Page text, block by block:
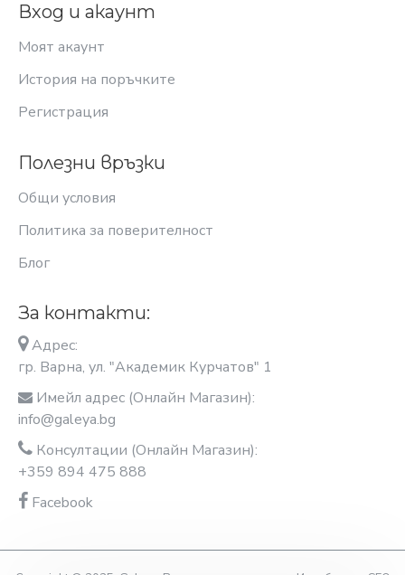
Вход и акаунт
Моят акаунт
История на поръчките
Регистрация
Полезни връзки
Общи условия
Политика за поверителност
Блог
За контакти:
Адрес:
гр. Варна, ул. "Академик Курчатов" 1
Имейл адрес (Онлайн Магазин):
info@galeya.bg
Консултации (Онлайн Магазин):
+359 894 475 888
Facebook